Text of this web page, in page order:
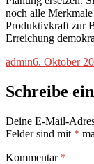
noch alle
Produktivkraft zur
Erreichung
Autor
adminVeröffentlicht
6. Oktober
Schreibe
Deine E-Mail-
Felder sind mit *
Kommentar *